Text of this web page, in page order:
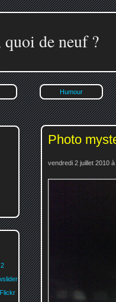
de neuf ?
Humour
Photo
vendredi 2 juillet 2010